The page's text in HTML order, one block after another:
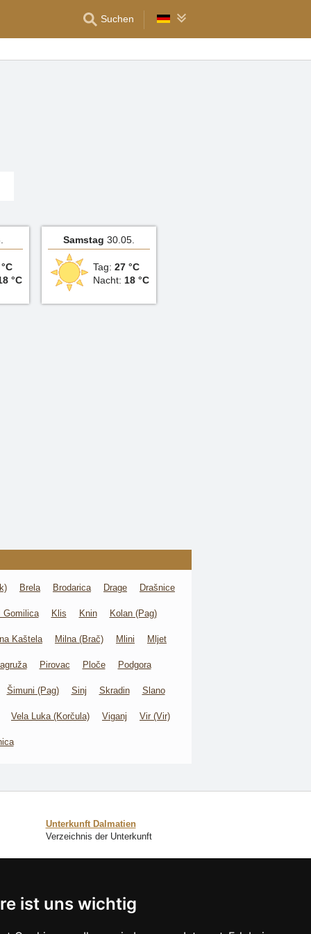
ist uns wichtig
Suchen
°C
Samstag 30.05.
Tag: 27 °C
Nacht: 18 °C
Brela Brodarica Drage Drašnice
Gomilica Klis Knin Kolan (Pag)
Kaštela Milna (Brač) Mlini Mljet
Pirovac Ploče Podgora
Šimuni (Pag) Sinj Skradin Slano
Vela Luka (Korčula) Viganj Vir (Vir)
Unterkunft Dalmatien
Verzeichnis der Unterkunft
Verzeichnis der Unterkunft